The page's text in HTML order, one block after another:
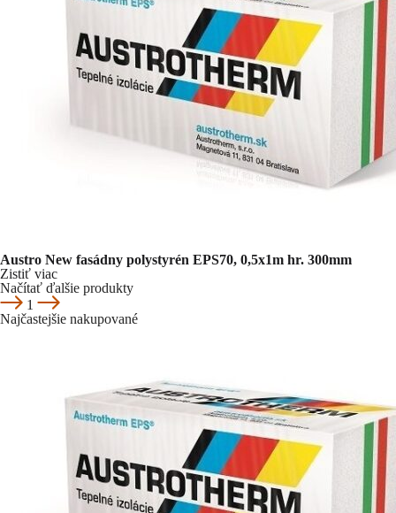
Austro New fasádny polystyrén EPS70, 0,5x1m hr. 300mm
Zistiť viac
Načítať ďalšie produkty
1
Najčastejšie nakupované